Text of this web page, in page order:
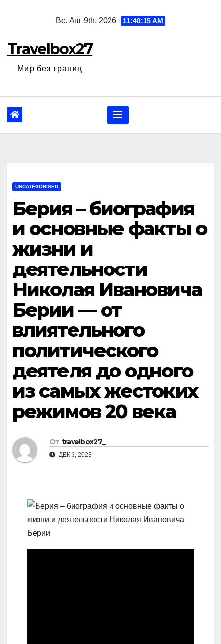
Вс. Авг 9th, 2026 11:40:16 AM
Travelbox27
Мир без границ
UNCATEGORISED
Берия – биография
и основные факты о
жизни и
деятельности
Николая Ивановича
Берии — от
влиятельного
политического
деятеля до одного
из самых жестоких
режимов 20 века
От travelbox27_
ДЕК 3, 2023